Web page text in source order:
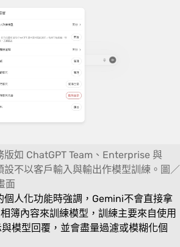
版如 ChatGPT Team、Enterprise 與
不以客戶輸入與輸出作模型訓練。圖／
面
個人化功能時強調，Gemini不會直接拿
簿內容來訓練模型，訓練主要來自使用
模型回覆，並會盡量過濾或模糊化個